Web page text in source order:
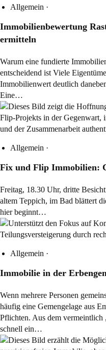
Allgemein ·
Immobilienbewertung
ermitteln
Warum eine fundierte
entscheidend ist Viele
Immobilienwert deutlich
Eine…
Allgemein ·
Fix und Flip Immobilien:
Freitag, 18.30 Uhr, dritte
altem Teppich, im Bad blättert
hier beginnt…
Allgemein ·
Immobilie in der
Wenn mehrere Personen
häufig eine Gemengelage aus
Pflichten. Aus dem vermeintlich
schnell ein…